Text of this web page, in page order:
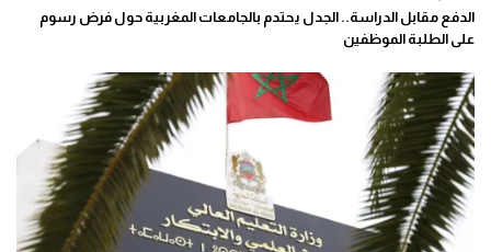
الدفع مقابل الدراسة.. الجدل يحتدم بالجامعات المغربية حول فرض رسوم
على الطلبة الموظفين